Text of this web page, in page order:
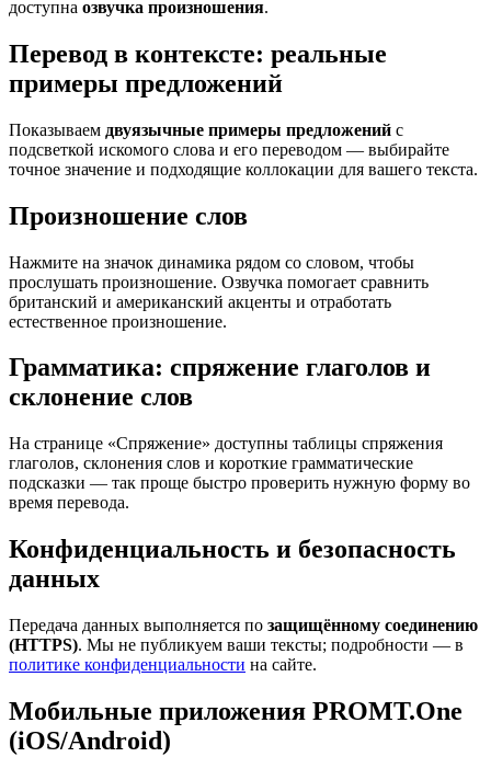
доступна озвучка произношения.
Перевод в контексте: реальные
примеры предложений
Показываем двуязычные примеры предложений с
подсветкой искомого слова и его переводом — выбирайте
точное значение и подходящие коллокации для вашего текста.
Произношение слов
Нажмите на значок динамика рядом со словом, чтобы
прослушать произношение. Озвучка помогает сравнить
британский и американский акценты и отработать
естественное произношение.
Грамматика: спряжение глаголов и
склонение слов
На странице «Спряжение» доступны таблицы спряжения
глаголов, склонения слов и короткие грамматические
подсказки — так проще быстро проверить нужную форму во
время перевода.
Конфиденциальность и безопасность
данных
Передача данных выполняется по защищённому соединению
(HTTPS). Мы не публикуем ваши тексты; подробности — в
политике конфиденциальности на сайте.
Мобильные приложения PROMT.One
(iOS/Android)